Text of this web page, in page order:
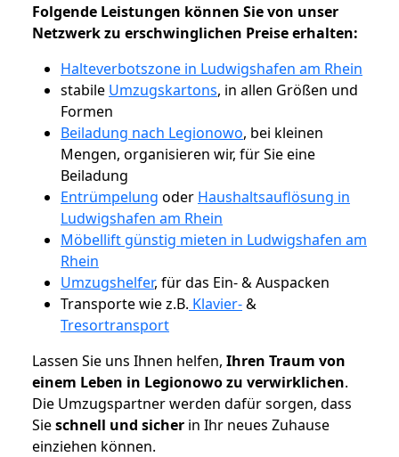
Folgende Leistungen können Sie von unser
Netzwerk zu erschwinglichen Preise erhalten:
Halteverbotszone in Ludwigshafen am Rhein
stabile Umzugskartons, in allen Größen und
Formen
Beiladung nach Legionowo, bei kleinen
Mengen, organisieren wir, für Sie eine
Beiladung
Entrümpelung oder Haushaltsauflösung in
Ludwigshafen am Rhein
Möbellift günstig mieten in Ludwigshafen am
Rhein
Umzugshelfer, für das Ein- & Auspacken
Transporte wie z.B. Klavier-&
Tresortransport
Lassen Sie uns Ihnen helfen, Ihren Traum von
einem Leben in Legionowo zu verwirklichen.
Die Umzugspartner werden dafür sorgen, dass
Sieschnell und sicher in Ihr neues Zuhause
einziehen können.